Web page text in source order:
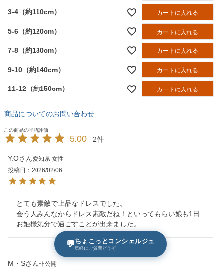
3-4（約110cm） カートに入れる
5-6（約120cm） カートに入れる
7-8（約130cm） カートに入れる
9-10（約140cm） カートに入れる
11-12（約150cm） カートに入れる
商品についてのお問い合わせ
5.00 2
Y.O 愛知県 女性
投稿日
2026/02/06
とても素敵で上品なドレスでした。
会う人みんなからドレス素敵だね！といってもらい娘も1日
お姫様気分で過ごすことが出来ました。
M・S 非公開
💬 ちょこっとコンシェルジュ
気軽にご質問どうぞ